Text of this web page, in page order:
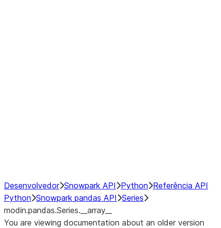
Desenvolvedor Snowpark API Python Referência API
Python Snowpark pandas API Series
modin.pandas.Series.__array__
You are viewing documentation about an older version